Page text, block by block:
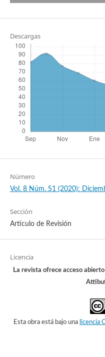
10.7764/
Rodríguez Chokewanca I.R.
HEADHUNTING:
RESOURCES
International Humanities
Humanidades, 11.
10.37467/revhuman.v11.4011
Descargas
Número
Vol. 8 Núm. S1 (2020):
Sección
Artículo de Revisión
Licencia
La revista ofrece acceso
Esta obra está bajo una licencia